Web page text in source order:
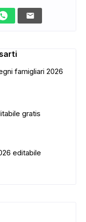
famigliari 2026
gratis
editabile